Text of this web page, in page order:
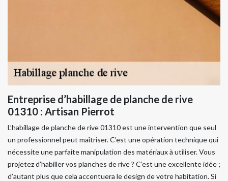
Entreprise d’habillage de planche de rive
01310 : Artisan Pierrot
L’habillage de planche de rive 01310 est une intervention que seul
un professionnel peut maîtriser. C’est une opération technique qui
nécessite une parfaite manipulation des matériaux à utiliser. Vous
projetez d’habiller vos planches de rive ? C’est une excellente idée ;
d’autant plus que cela accentuera le design de votre habitation. Si